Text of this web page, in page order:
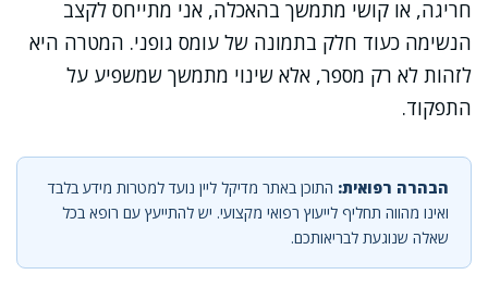
חריגה, או קושי מתמשך בהאכלה, אני מתייחס לקצב
הנשימה כעוד חלק בתמונה של עומס גופני. המטרה היא
לזהות לא רק מספר, אלא שינוי מתמשך שמשפיע על
התפקוד.
הבהרה רפואית: התוכן באתר מדיקל ליין נועד למטרות מידע בלבד
ואינו מהווה תחליף לייעוץ רפואי מקצועי. יש להתייעץ עם רופא בכל
שאלה שנוגעת לבריאותכם.